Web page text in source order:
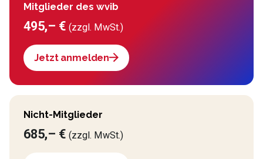
Mitglieder des wvib
495,– €(zzgl. MwSt.)
Jetzt anmelden
Nicht-Mitglieder
685,– €(zzgl. MwSt.)